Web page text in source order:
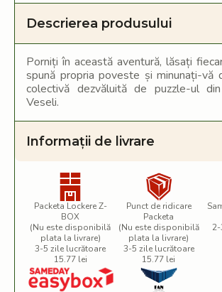
Descrierea produsului
Porniți în această aventură, lăsați
spună propria poveste și minunați-vă
colectivă dezvăluită de puzzle-ul
Veseli.
Informații de livrare
Packeta Lockere Z-
BOX
(Nu este disponibilă
plata la livrare)
3-5 zile lucrătoare
15.77 lei
Punct de ridicare
Packeta
(Nu este disponibilă
plata la livrare)
3-5 zile lucrătoare
15.77 lei